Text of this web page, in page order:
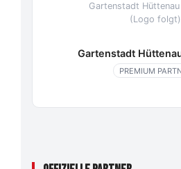
Gartenstadt
(Logo folgt)
Gartenstadt
PREMIUM